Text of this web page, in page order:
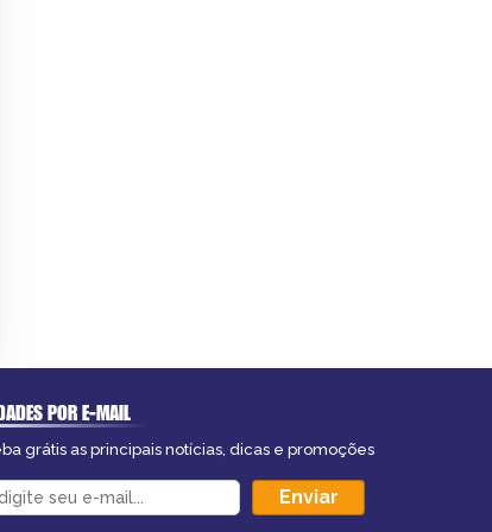
POR E-MAIL
grátis as principais notícias, dicas e promoções